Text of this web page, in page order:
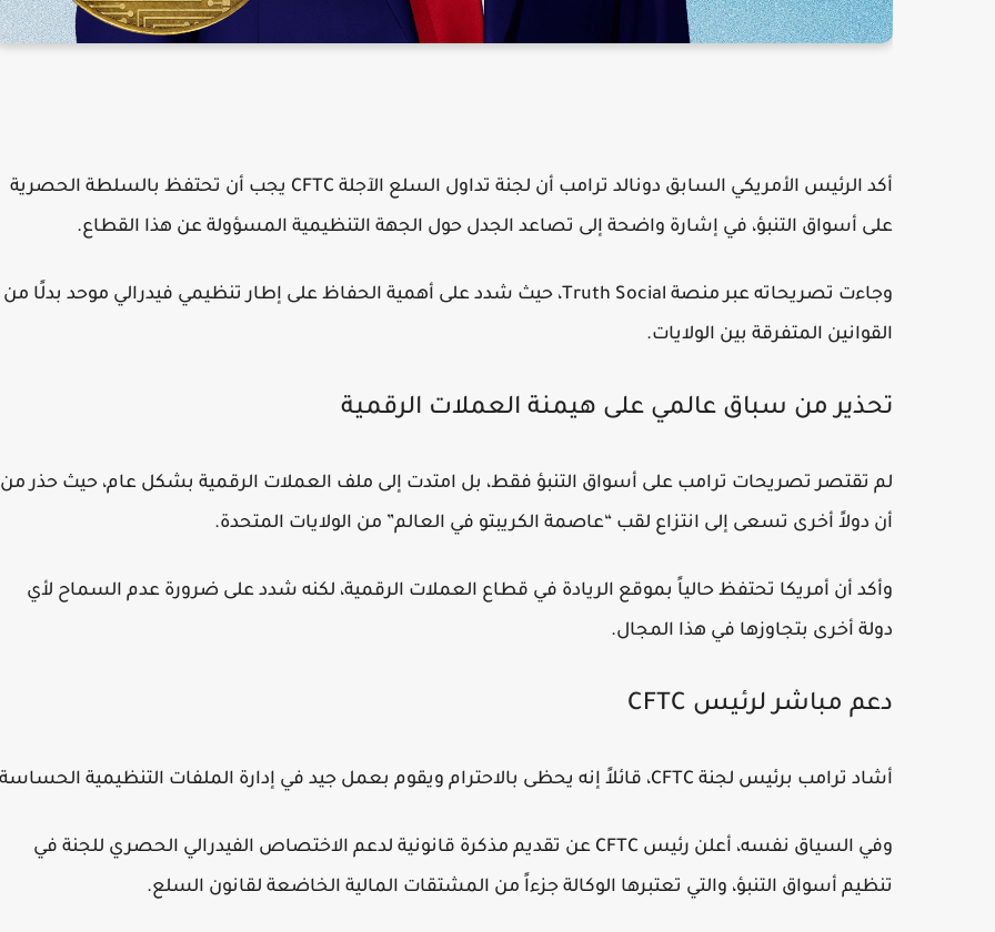
أكد الرئيس الأمريكي السابق دونالد ترامب أن لجنة تداول السلع الآجلة CFTC يجب أن تحتفظ بالسلطة الحصرية
على أسواق التنبؤ، في إشارة واضحة إلى تصاعد الجدل حول الجهة التنظيمية المسؤولة عن هذا القطاع.
وجاءت تصريحاته عبر منصة Truth Social، حيث شدد على أهمية الحفاظ على إطار تنظيمي فيدرالي موحد بدلًا من
القوانين المتفرقة بين الولايات.
تحذير من سباق عالمي على هيمنة العملات الرقمية
لم تقتصر تصريحات ترامب على أسواق التنبؤ فقط، بل امتدت إلى ملف العملات الرقمية بشكل عام، حيث حذر من
أن دولاً أخرى تسعى إلى انتزاع لقب “عاصمة الكريبتو في العالم” من الولايات المتحدة.
وأكد أن أمريكا تحتفظ حالياً بموقع الريادة في قطاع العملات الرقمية، لكنه شدد على ضرورة عدم السماح لأي
دولة أخرى بتجاوزها في هذا المجال.
دعم مباشر لرئيس CFTC
أشاد ترامب برئيس لجنة CFTC، قائلاً إنه يحظى بالاحترام ويقوم بعمل جيد في إدارة الملفات التنظيمية الحساسة.
وفي السياق نفسه، أعلن رئيس CFTC عن تقديم مذكرة قانونية لدعم الاختصاص الفيدرالي الحصري للجنة في
تنظيم أسواق التنبؤ، والتي تعتبرها الوكالة جزءاً من المشتقات المالية الخاضعة لقانون السلع.